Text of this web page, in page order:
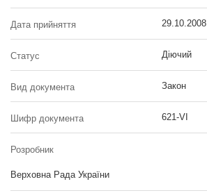
Дата прийняття 29.10.2008
Статус Діючий
Вид документа Закон
Шифр документа 621-VI
Розробник
Верховна Рада України